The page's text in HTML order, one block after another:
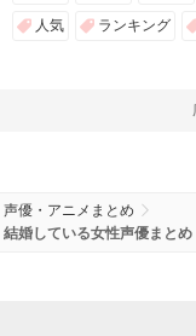
人気 ランキング
声優・アニメまとめ
結婚している女性声優まとめ